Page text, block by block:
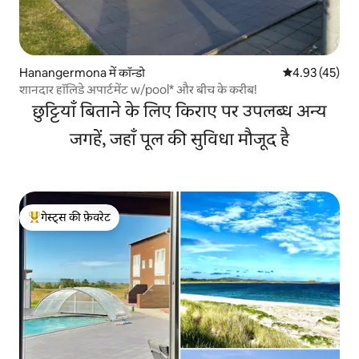
Hanangermona में कॉन्डो औसत रेटिंग 5 में
4.93 (45)
शानदार हॉलिडे अपार्टमेंट w/pool* और बीच के करीब!
छुट्टियाँ बिताने के लिए किराए पर उपलब्ध अन्य
जगहें, जहाँ पूल की सुविधा मौजूद है
गेस्ट्स का टॉप फ़ेवरेट
गेस्ट्स की फ़ेवरेट